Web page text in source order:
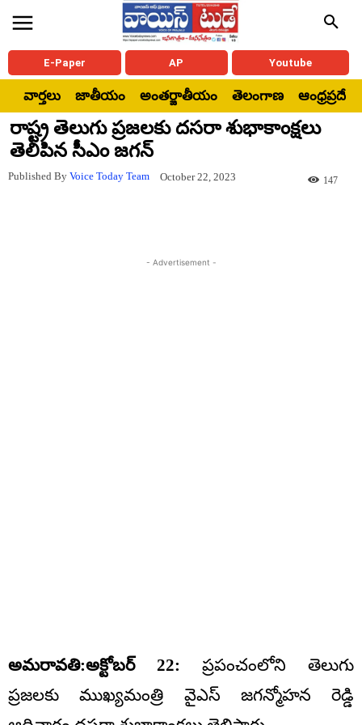
E-Paper AP Youtube
వార్తలు జాతీయం అంతర్జాతీయం తెలంగాణ ఆంధ్రప్రదేశ్
రాష్ట్ర తెలుగు ప్రజలకు దసరా శుభాకాంక్షలు
తెలిపిన సీఎం జ‌గ‌న్
Published By Voice Today Team October 22, 2023 147
- Advertisement -
అమరావతి:అక్టోబర్ 22: ప్రపంచంలోని తెలుగు
ప్రజలకు ముఖ్యమంత్రి వైఎస్‌ జగన్మోహన రెడ్డి